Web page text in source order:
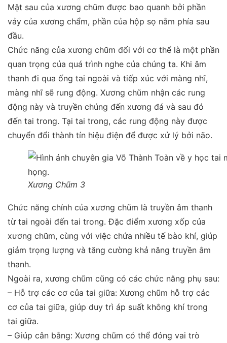
Mặt sau của xương chũm được bao quanh bởi phần
vảy của xương chẩm, phần của hộp sọ nằm phía sau
đầu.
Chức năng của xương chũm đối với cơ thể là một phần
quan trọng của quá trình nghe của chúng ta. Khi âm
thanh đi qua ống tai ngoài và tiếp xúc với màng nhĩ,
màng nhĩ sẽ rung động. Xương chũm nhận các rung
động này và truyền chúng đến xương đá và sau đó
đến tai trong. Tại tai trong, các rung động này được
chuyển đổi thành tín hiệu điện để được xử lý bởi não.
Xương Chũm 3
Chức năng chính của xương chũm là truyền âm thanh
từ tai ngoài đến tai trong. Đặc điểm xương xốp của
xương chũm, cùng với việc chứa nhiều tế bào khí, giúp
giảm trọng lượng và tăng cường khả năng truyền âm
thanh.
Ngoài ra, xương chũm cũng có các chức năng phụ sau:
– Hỗ trợ các cơ của tai giữa: Xương chũm hỗ trợ các
cơ của tai giữa, giúp duy trì áp suất không khí trong
tai giữa.
– Giúp cân bằng: Xương chũm có thể đóng vai trò